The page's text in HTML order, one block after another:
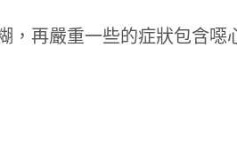
再嚴重一些的症狀包含噁